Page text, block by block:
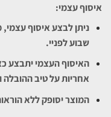
איסוף עצמי:
שבוע לפניי.
האיסוף העצמי יתבצע
אחריות על טיב
המוצר יסופק ללא